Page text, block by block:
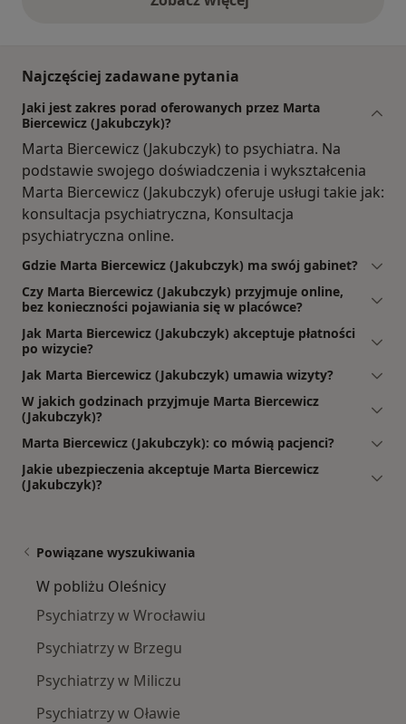
opinie powyżej
Najczęściej zadawane pytania
Jaki jest zakres porad oferowanych przez Marta
Biercewicz (Jakubczyk)?
Marta Biercewicz (Jakubczyk) to psychiatra. Na
podstawie swojego doświadczenia i wykształcenia
Marta Biercewicz (Jakubczyk) oferuje usługi takie jak:
konsultacja psychiatryczna, Konsultacja
psychiatryczna online.
Gdzie Marta Biercewicz (Jakubczyk) ma swój gabinet?
Czy Marta Biercewicz (Jakubczyk) przyjmuje online,
bez konieczności pojawiania się w placówce?
Jak Marta Biercewicz (Jakubczyk) akceptuje płatności
po wizycie?
Jak Marta Biercewicz (Jakubczyk) umawia wizyty?
W jakich godzinach przyjmuje Marta Biercewicz
(Jakubczyk)?
Marta Biercewicz (Jakubczyk): co mówią pacjenci?
Jakie ubezpieczenia akceptuje Marta Biercewicz
(Jakubczyk)?
Powiązane wyszukiwania
W pobliżu Oleśnicy
Psychiatrzy w Wrocławiu
Psychiatrzy w Brzegu
Psychiatrzy w Miliczu
Psychiatrzy w Oławie